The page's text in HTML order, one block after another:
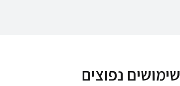
שימושים נפוצים